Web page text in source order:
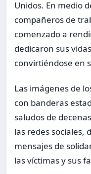
Unidos. En medio
compañeros de
comenzado a
dedicaron sus
convirtiéndose en
Las imágenes de
con banderas
saludos de
las redes sociales,
mensajes de
las víctimas y sus